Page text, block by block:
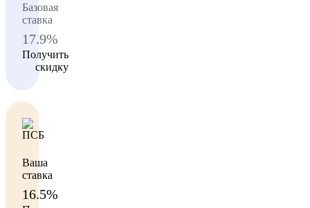
Базовая
ставка
17.9%
Получить
скидку
Ваша
ставка
16.5%